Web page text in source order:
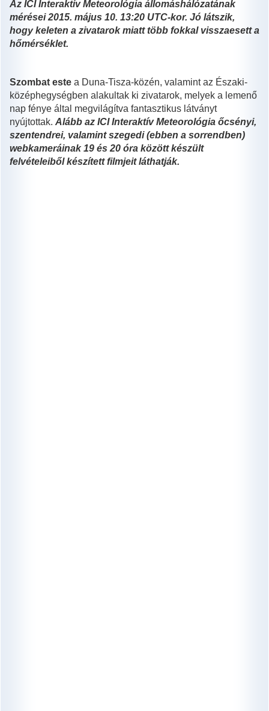
Az ICI Interaktív Meteorológia állomáshálózatának
mérései 2015. május 10. 13:20 UTC-kor. Jó látszik,
hogy keleten a zivatarok miatt több fokkal visszaesett a
hőmérséklet.
Szombat este a Duna-Tisza-közén, valamint az Északi-
középhegységben alakultak ki zivatarok, melyek a lemenő
nap fénye által megvilágítva fantasztikus látványt
nyújtottak. Alább az ICI Interaktív Meteorológia őcsényi,
szentendrei, valamint szegedi (ebben a sorrendben)
webkameráinak 19 és 20 óra között készült
felvételeiből készített filmjeit láthatják.